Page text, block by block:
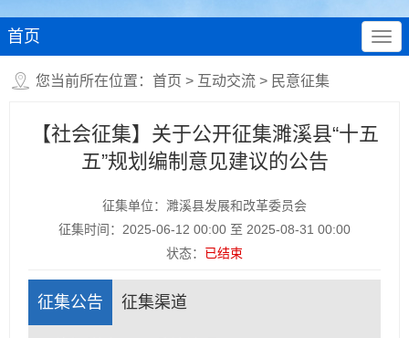
首页
您当前所在位置： 首页 > 互动交流 > 民意征集
【社会征集】关于公开征集濉溪县“十五
五”规划编制意见建议的公告
征集单位：濉溪县发展和改革委员会
征集时间：2025-06-12 00:00 至 2025-08-31 00:00
状态： 已结束
征集公告 征集渠道